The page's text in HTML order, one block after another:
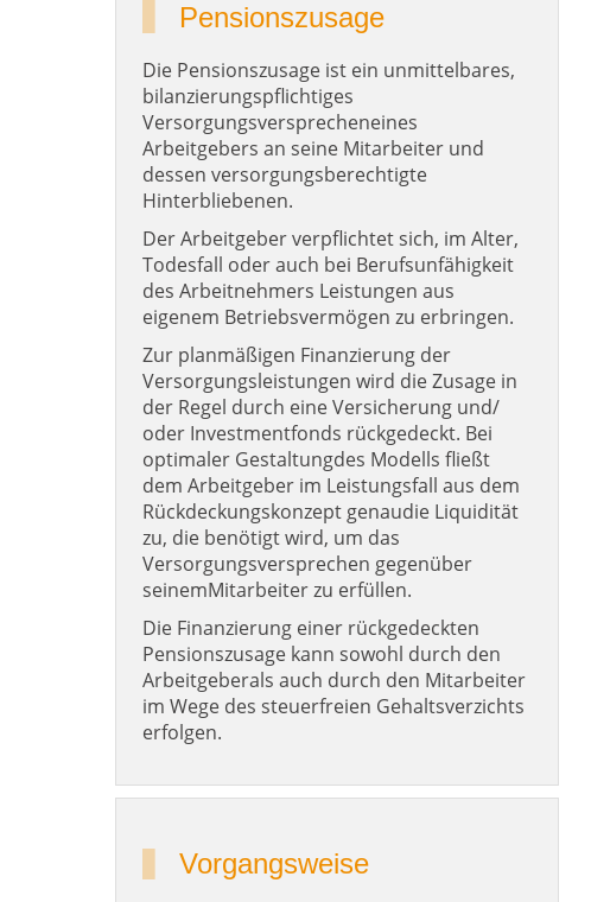
Pensionszusage
Die Pensionszusage ist ein unmittelbares,
bilanzierungspflichtiges
Versorgungsversprecheneines
Arbeitgebers an seine Mitarbeiter und
dessen versorgungsberechtigte
Hinterbliebenen.
Der Arbeitgeber verpflichtet sich, im Alter,
Todesfall oder auch bei Berufsunfähigkeit
des Arbeitnehmers Leistungen aus
eigenem Betriebsvermögen zu erbringen.
Zur planmäßigen Finanzierung der
Versorgungsleistungen wird die Zusage in
der Regel durch eine Versicherung und/
oder Investmentfonds rückgedeckt. Bei
optimaler Gestaltungdes Modells fließt
dem Arbeitgeber im Leistungsfall aus dem
Rückdeckungskonzept genaudie Liquidität
zu, die benötigt wird, um das
Versorgungsversprechen gegenüber
seinemMitarbeiter zu erfüllen.
Die Finanzierung einer rückgedeckten
Pensionszusage kann sowohl durch den
Arbeitgeberals auch durch den Mitarbeiter
im Wege des steuerfreien Gehaltsverzichts
erfolgen.
Vorgangsweise